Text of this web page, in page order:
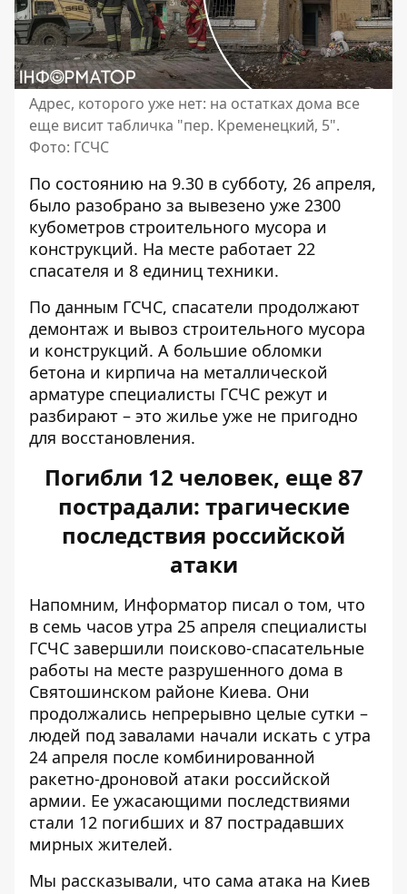
Адрес, которого уже нет: на остатках дома все
еще висит табличка "пер. Кременецкий, 5".
Фото: ГСЧС
По состоянию на 9.30 в субботу, 26 апреля,
было разобрано за вывезено уже 2300
кубометров строительного мусора и
конструкций. На месте работает 22
спасателя и 8 единиц техники.
По данным ГСЧС, спасатели продолжают
демонтаж и вывоз строительного мусора
и конструкций. А большие обломки
бетона и кирпича на металлической
арматуре специалисты ГСЧС режут и
разбирают – это жилье уже не пригодно
для восстановления.
Погибли 12 человек, еще 87
пострадали: трагические
последствия российской
атаки
Напомним, Информатор писал о том, что
в семь часов утра 25 апреля специалисты
ГСЧС завершили поисково-спасательные
работы на месте разрушенного дома в
Святошинском районе Киева. Они
продолжались непрерывно целые сутки –
людей под завалами начали искать с утра
24 апреля после комбинированной
ракетно-дроновой атаки российской
армии. Ее ужасающими последствиями
стали 12 погибших и 87 пострадавших
мирных жителей.
Мы рассказывали, что сама атака на Киев